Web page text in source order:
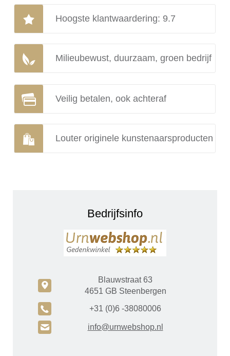
Hoogste klantwaardering: 9.7
Milieubewust, duurzaam, groen bedrijf
Veilig betalen, ook achteraf
Louter originele kunstenaarsproducten
Bedrijfsinfo
c
Blauwstraat 63
4651 GB Steenbergen
A +31 (0)6 -38080006
H info@urnwebshop.nl